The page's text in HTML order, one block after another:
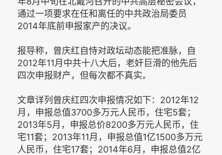
通过一项要求在任和离任的中共政治局委员
2014年底前申报家产的决议。
报导称，曾庆红自恃对政坛动态能把准脉，自
2012年11月中共十八大后，老奸巨滑的他先后
四次申报财产，但每次都不真实。
文章详列曾庆红四次申报情况如下：2012年12
月，申报总值3700多万元人民币，住宅5套；
2013年5月，申报总价8200多万元人民币，住
宅11套；2013年11月，申报总值1亿1500多万元
人民币，住宅17套；2014年6月，申报总值2亿